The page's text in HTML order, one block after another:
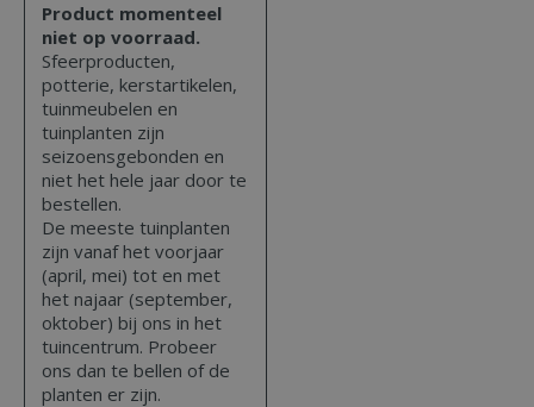
Product momenteel
niet op voorraad.
Sfeerproducten,
potterie, kerstartikelen,
tuinmeubelen en
tuinplanten zijn
seizoensgebonden en
niet het hele jaar door te
bestellen.
De meeste tuinplanten
zijn vanaf het voorjaar
(april, mei) tot en met
het najaar (september,
oktober) bij ons in het
tuincentrum. Probeer
ons dan te bellen of de
planten er zijn.